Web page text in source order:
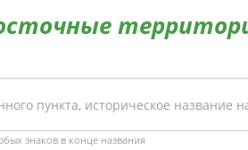
знаков в конце названия